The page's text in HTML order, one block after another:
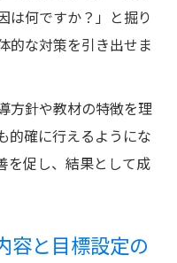
収集術
習状況を深く知る
アドバイスを引き
は何ですか？」と掘り
的な対策を引き出せま
方針や教材の特徴を理
的確に行えるようにな
を促し、結果として成
容と目標設定の